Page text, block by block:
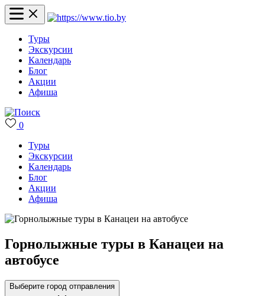
Туры
Экскурсии
Календарь
Блог
Акции
Афиша
0
Туры
Экскурсии
Календарь
Блог
Акции
Афиша
Горнолыжные туры в Канацеи на
автобусе
Выберите город отправления